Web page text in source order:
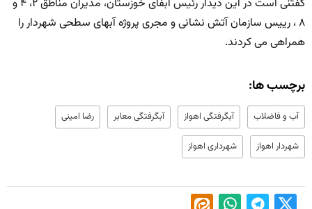
گفتنی است در این دیدار رئیس آبفای خوزستان، مدیران مناطق ۲، ۴ و
۸ ، رییس سازمان آتش نشانی و مجری پروژه آبهای سطحی شهردار را
همراهی می کردند.
برچسب ها:
آب و فاضلاب آبگرفتگی اهواز آبگرفتگی معابر رضا امینی
شهردار اهواز شهرداری اهواز